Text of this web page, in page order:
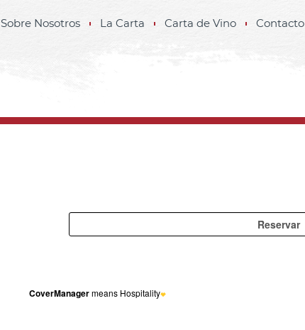
Sobre Nosotros La Carta Carta de Vino Contacto